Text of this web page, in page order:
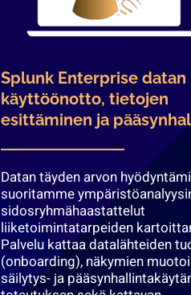
Splunk Enterprise datan
käyttöönotto, tietojen
esittäminen ja
Datan täyden arvon
suoritamme
sidosryhmähaastattelut
liiketoimintatarpeiden
Palvelu kattaa datalähteiden
(onboarding), näkymien
säilytys- ja